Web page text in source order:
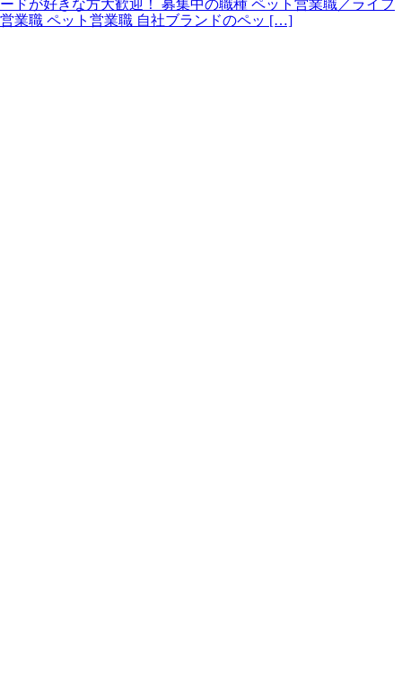
ードが好きな方大歓迎！ 募集中の職種 ペット営業職／ライフ
営業職 ペット営業職 自社ブランドのペッ […]